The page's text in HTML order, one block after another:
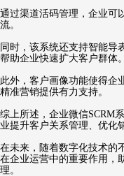
通过渠道活码管理，企业可
流。
同时，该系统还支持智能导
帮助企业快速扩大客户群体。
此外，客户画像功能使得企
精准营销提供有力支持。
综上所述，企业微信SCRM
业提升客户关系管理、优化
在未来，随着数字化技术的
在企业运营中的重要作用，
理。